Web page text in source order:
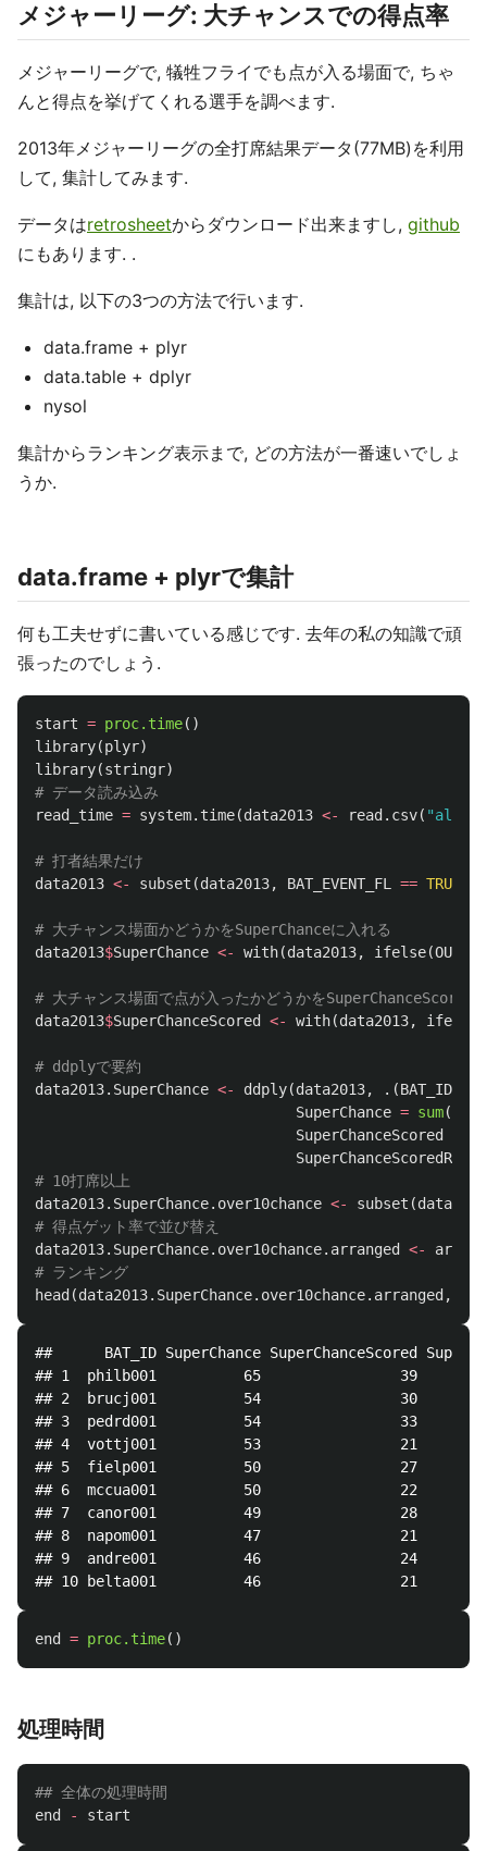
メジャーリーグ: 大チャンスでの得点率
メジャーリーグで, 犠牲フライでも点が入る場面で, ちゃ
んと得点を挙げてくれる選手を調べます.
2013年メジャーリーグの全打席結果データ(77MB)を利用
して, 集計してみます.
データはretrosheetからダウンロード出来ますし, github
にもあります. .
集計は, 以下の3つの方法で行います.
data.frame + plyr
data.table + dplyr
nysol
集計からランキング表示まで, どの方法が一番速いでしょ
うか.
data.frame + plyrで集計
何も工夫せずに書いている感じです. 去年の私の知識で頑
張ったのでしょう.
start = proc.time()
library(plyr)
library(stringr)
# データ読み込み
read_time = system.time(data2013 <- read.csv(
# 打者結果だけ
data2013 <- subset (data2013, BAT_EVENT_FL == TRUE
# 大チャンス場面かどうかをSuperChanceに入れる
data2013$SuperChance <- with(data2013, ifelse(
# 大チャンス場面で点が入ったかどうかをSuperChanceScored
data2013$SuperChanceScored <- with(data2013, ifelse
# ddplyで要約
data2013.SuperChance <- ddply(data2013, . (BAT_ID
SuperChance = sum(
SuperChanceScored
SuperChanceScoredRate
# 10打席以上
data2013.SuperChance.over10chance <- subset (
# 得点ゲット率で並び替え
data2013.SuperChance.over10chance.arranged
<-
# ランキング
head (data2013.SuperChance.over10chance.arranged ,
##      BAT_ID SuperChance SuperChanceScored
## 1  philb001          65                39
## 2  brucj001          54                30
## 3  pedrd001          54                33
## 4  vottj001          53                21
## 5  fielp001          50                27
## 6  mccua001          50                22
## 7  canor001          49                28
## 8  napom001          47                21
## 9  andre001          46                24
end = proc.time()
処理時間
## 全体の処理時間
end
- start